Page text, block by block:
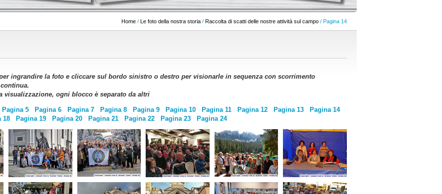
Home / Le foto della nostra storia / Raccolta di scatti delle nostre attività sul campo / Pagina 14
ingrandire la foto e cliccare sul bordo sinistro o destro per visionarle in sequenza con scorrimento
visualizzazione, ogni blocco è separato da altri
Pagina 5 Pagina 6 Pagina 7 Pagina 8 Pagina 9 Pagina 10 Pagina 11 Pagina 12 Pagina 13
Pagina 14
18 Pagina 19 Pagina 20 Pagina 21 Pagina 22 Pagina 23 Pagina 24